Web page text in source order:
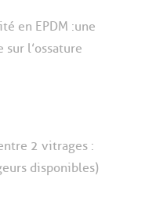
en EPDM :une
sur l’ossature
2 vitrages :
disponibles)